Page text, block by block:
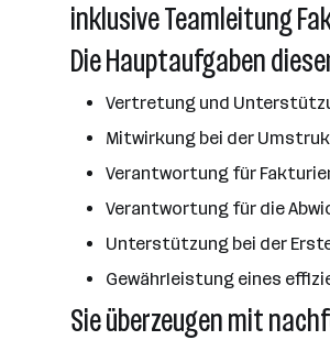
inklusive Teamleitung
Die Hauptaufgaben
Vertretung und
Mitwirkung bei der
Verantwortung für
Verantwortung für die
Unterstützung bei der
Gewährleistung eines
Sie überzeugen mit